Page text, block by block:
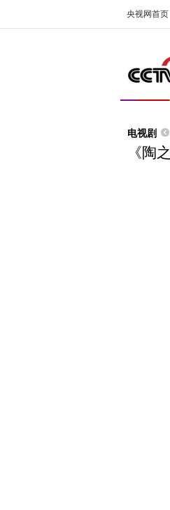
央视网首页
电视剧
《陶